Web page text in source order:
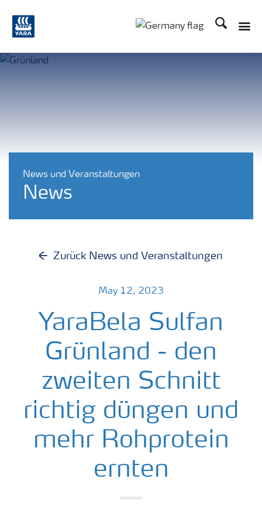
Suchen
News und Veranstaltungen
News
Zurück News und Veranstaltungen
May 12, 2023
YaraBela Sulfan
Grünland - den
zweiten Schnitt
richtig düngen und
mehr Rohprotein
ernten